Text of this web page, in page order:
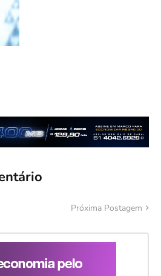
Próxima Postagem